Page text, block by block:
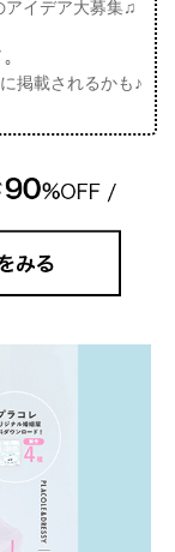
イデア大募集♫
掲載されるかも♪